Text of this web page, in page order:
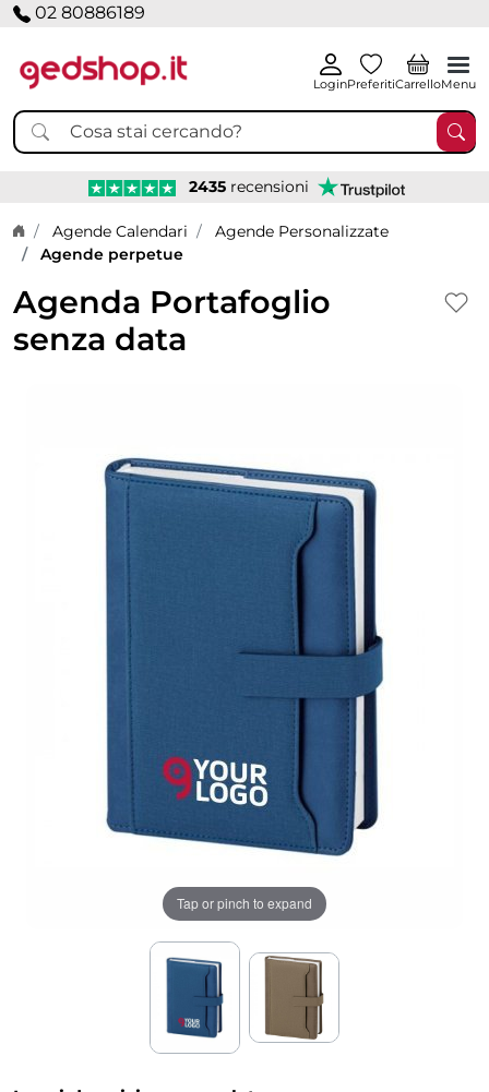
02 80886189
LoginPreferitiCarrelloMenu
2435 recensioni
Home page
Agende Calendari
Agende Personalizzate
Agende perpetue
Agenda Portafoglio
senza data
Tap or pinch to expand